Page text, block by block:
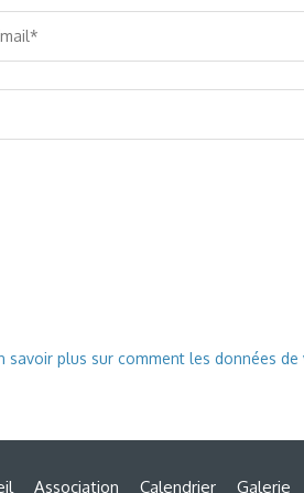
savoir plus sur comment les données
Association Calendrier Galerie